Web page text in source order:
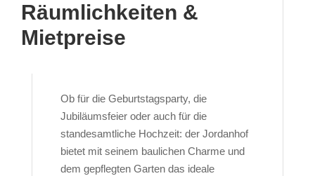
Räumlichkeiten &
Mietpreise
Ob für die Geburtstagsparty, die
Jubiläumsfeier oder auch für die
standesamtliche Hochzeit: der Jordanhof
bietet mit seinem baulichen Charme und
dem gepflegten Garten das ideale